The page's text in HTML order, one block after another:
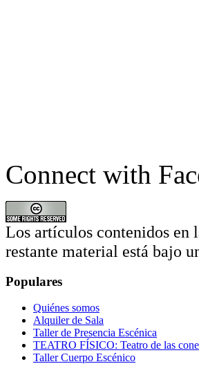
Connect with
Los artículos contenidos en
restante material está bajo
Populares
Quiénes somos
Alquiler de Sala
Taller de Presencia Escénica
TEATRO FÍSICO: Teatro de las
Taller Cuerpo Escénico